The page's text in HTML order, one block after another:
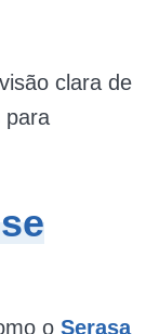
clara de
para
o Serasa